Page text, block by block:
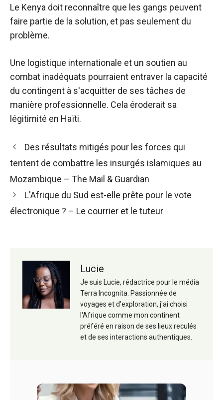
Le Kenya doit reconnaître que les gangs peuvent
faire partie de la solution, et pas seulement du
problème.
Une logistique internationale et un soutien au
combat inadéquats pourraient entraver la capacité
du contingent à s'acquitter de ses tâches de
manière professionnelle. Cela éroderait sa
légitimité en Haïti.
Navigation
des
Des résultats mitigés pour les forces qui
tentent de combattre les insurgés islamiques au
Mozambique – The Mail & Guardian
L'Afrique du Sud est-elle prête pour le vote
électronique ? – Le courrier et le tuteur
Lucie
Je suis Lucie, rédactrice pour le média
Terra Incognita. Passionnée de
voyages et d'exploration, j'ai choisi
l'Afrique comme mon continent
préféré en raison de ses lieux reculés
et de ses interactions authentiques.